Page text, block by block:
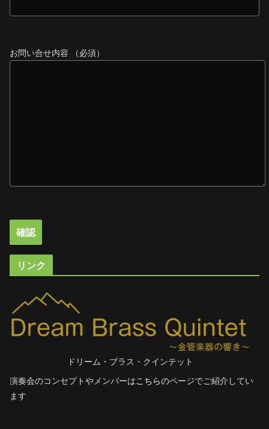
お問い合せ内容 （必須）
リンク
ドリーム・ブラス・クインテット
演奏会のコンセプトやメンバーはこちらのページでご紹介してい
ます